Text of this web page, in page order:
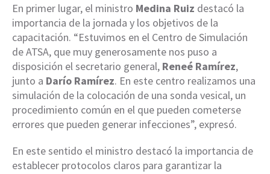
En primer lugar, el ministro Medina Ruiz destacó la
importancia de la jornada y los objetivos de la
capacitación. “Estuvimos en el Centro de Simulación
de ATSA, que muy generosamente nos puso a
disposición el secretario general, Reneé Ramírez,
junto a Darío Ramírez. En este centro realizamos una
simulación de la colocación de una sonda vesical, un
procedimiento común en el que pueden cometerse
errores que pueden generar infecciones”, expresó.
En este sentido el ministro destacó la importancia de
establecer protocolos claros para garantizar la